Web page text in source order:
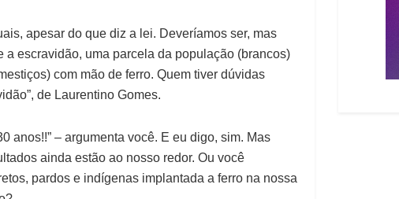
apesar do que diz a lei. Deveríamos ser, mas
a escravidão, uma parcela da população (brancos)
com mão de ferro. Quem tiver dúvidas
de Laurentino Gomes.
anos!!” – argumenta você. E eu digo, sim. Mas
ainda estão ao nosso redor. Ou você
pardos e indígenas implantada a ferro na nossa